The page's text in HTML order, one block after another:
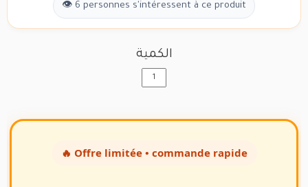
👁 6 personnes s'intéressent à ce produit
الكمية
🔥 Offre limitée • commande rapide